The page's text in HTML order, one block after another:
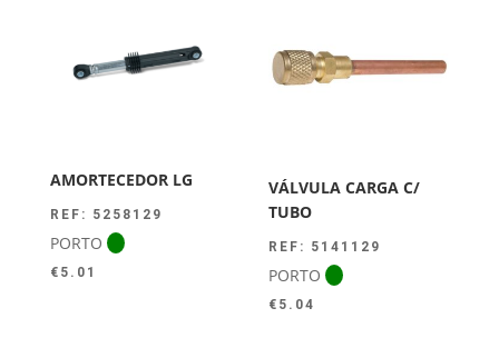
AMORTECEDOR LG
REF: 5258129
PORTO
€ 5.01
VÁLVULA CARGA C/
TUBO
REF: 5141129
PORTO
€ 5.04